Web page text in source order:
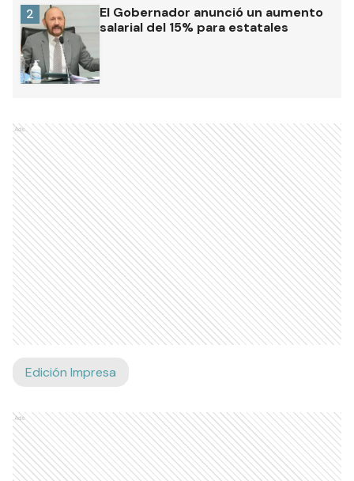
El Gobernador anunció un aumento
salarial del 15% para estatales
2
Ads
Edición Impresa
Ads